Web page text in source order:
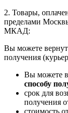
2. Товары,
пределами
МКАД:
Вы можете
получения
Вы можете
способу
срок для
получения
стоимость